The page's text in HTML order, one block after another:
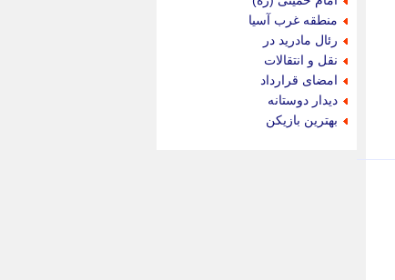
منطقه غرب آسیا
رئال مادرید در
نقل و انتقالات
امضای قرارداد
دیدار دوستانه
بهترین بازیکن